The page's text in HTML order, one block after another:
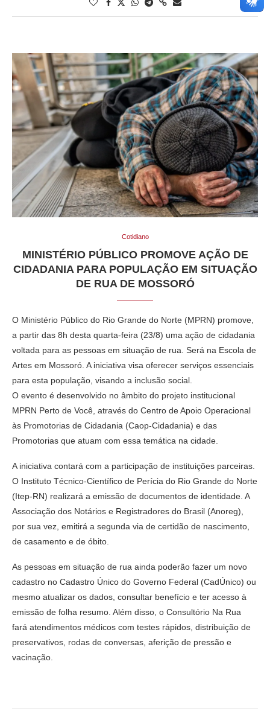
Cotidiano
MINISTÉRIO PÚBLICO PROMOVE AÇÃO DE
CIDADANIA PARA POPULAÇÃO EM SITUAÇÃO
DE RUA DE MOSSORÓ
O Ministério Público do Rio Grande do Norte (MPRN) promove,
a partir das 8h desta quarta-feira (23/8) uma ação de cidadania
voltada para as pessoas em situação de rua. Será na Escola de
Artes em Mossoró. A iniciativa visa oferecer serviços essenciais
para esta população, visando a inclusão social.
O evento é desenvolvido no âmbito do projeto institucional
MPRN Perto de Você, através do Centro de Apoio Operacional
às Promotorias de Cidadania (Caop-Cidadania) e das
Promotorias que atuam com essa temática na cidade.
A iniciativa contará com a participação de instituições parceiras.
O Instituto Técnico-Científico de Perícia do Rio Grande do Norte
(Itep-RN) realizará a emissão de documentos de identidade. A
Associação dos Notários e Registradores do Brasil (Anoreg),
por sua vez, emitirá a segunda via de certidão de nascimento,
de casamento e de óbito.
As pessoas em situação de rua ainda poderão fazer um novo
cadastro no Cadastro Único do Governo Federal (CadÚnico) ou
mesmo atualizar os dados, consultar benefício e ter acesso à
emissão de folha resumo. Além disso, o Consultório Na Rua
fará atendimentos médicos com testes rápidos, distribuição de
preservativos, rodas de conversas, aferição de pressão e
vacinação.